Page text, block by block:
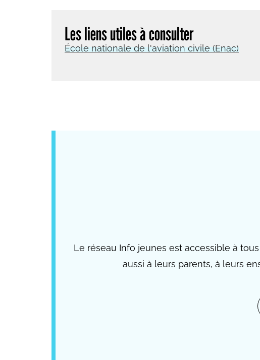
Les liens utiles à consulter
École nationale de l'aviation civile (Enac)
Le réseau Info jeunes est accessible à
aussi à leurs parents, à leurs